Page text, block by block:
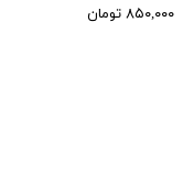
۸۵۰,۰۰۰ تومان